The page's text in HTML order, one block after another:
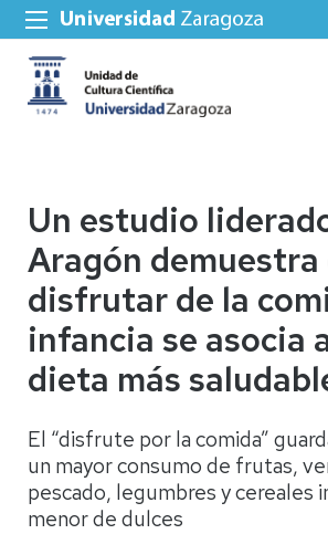
Un estudio
Aragón demuestra
disfrutar de la
infancia se asocia
dieta más
El “disfrute por la comida”
un mayor consumo de frutas,
pescado, legumbres y cereales
menor de dulces